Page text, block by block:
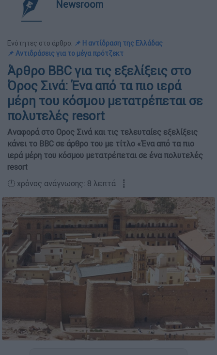
Newsroom
Ενότητες στο άρθρο: 📌 Η αντίδραση της Ελλάδας
📌 Αντιδράσεις για το μέγα πρότζεκτ
Άρθρο BBC για τις εξελίξεις στο
Όρος Σινά: Ένα από τα πιο ιερά
μέρη του κόσμου μετατρέπεται σε
πολυτελές resort
Αναφορά στο Ορος Σινά και τις τελευταίες εξελίξεις
κάνει το BBC σε άρθρο του με τίτλο «Ένα από τα πιο
ιερά μέρη του κόσμου μετατρέπεται σε ένα πολυτελές
resort
🕛 χρόνος ανάγνωσης: 8 λεπτά ┋